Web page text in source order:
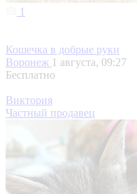
1
Кошечка в добрые руки
Воронеж 1 августа, 09:27
Бесплатно
Виктория
Частный продавец